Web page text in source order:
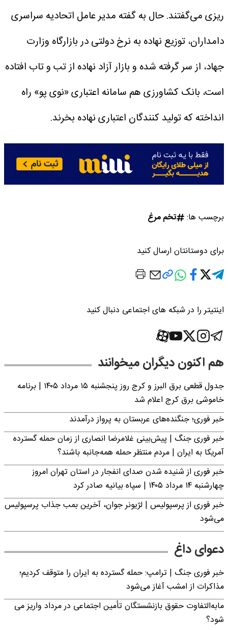
ریزی‌ می‌گفتند.حال به گفته مدیر عامل اتحادیه سراسری
دامداران، توزیع نهاده به نرخ دولتی در بازارگاه وزارت
جهاد، از سر گرفته شده و بازار آزاد نهاده از تب و تاب افتاده
است، بانک کشاورزی هم سامانه اعتباری «نوی پو» راه
انداخته که تولید کنندگان اعتباری نهاده بخرند.
برچسب ها: تخم مرغ
برای دوستانتان ارسال کنید
اینتیتر را در شبکه های اجتماعی دنبال کنید
هم اکنون دیگران میخوانند
جدول قطعی برق البرز و کرج روز پنجشنبه ۱۵ مرداد ۱۴۰۵ | برنامه
خاموشی برق کرج اعلام شد
خبر فوری؛ جنگنده‌های عربستان به پرواز درآمدند
خبر فوری جنگ | پیش‌بینی غلامرضا انصاری از زمان حمله گسترده
آمریکا به ایران | مردم منتظر حمله همه‌جانبه باشند؟
خبر فوری از شنیده شدن صدای انفجار در استان تهران امروز
چهارشنبه ۱۴ مرداد ۱۴۰۵ | سپاه بیانیه صادر کرد
خبر فوری از پرسپولیس | لژیونر جوان، آخرین بمب جذاب پرسپولیس
می‌شود
دعوای داغ
خبر فوری جنگ | ترامپ: حمله گسترده به ایران را متوقف کردیم؛
مذاکرات از امشب آغاز می‌شود
مابه‌التفاوت حقوق بازنشستگان تأمین اجتماعی در مرداد واریز می
شود؟